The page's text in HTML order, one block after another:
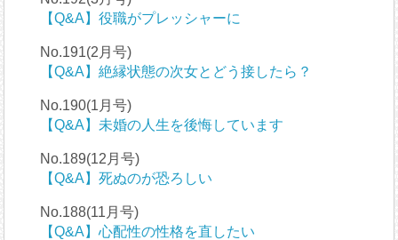
【Q&A】役職がプレッシャーに
No.191(2月号)
【Q&A】絶縁状態の次女とどう接したら？
No.190(1月号)
【Q&A】未婚の人生を後悔しています
No.189(12月号)
【Q&A】死ぬのが恐ろしい
No.188(11月号)
【Q&A】心配性の性格を直したい